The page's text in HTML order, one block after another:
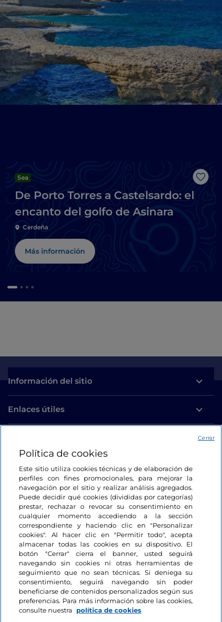
Me
Sea
De Porto Torres a Castelsardo: el
encanto del golfo de Asinara
Cerdeña
Más información
Información del sitio
Enlaces útiles
Estamos en contacto
Política de cookies
Este sitio utiliza cookies técnicas y de elaboración de
perfiles con fines promocionales, para mejorar la
navegación por el sitio y realizar análisis agregados.
Puede decidir qué cookies (divididas por categorías)
prestar, rechazar o revocar su consentimiento en
cualquier momento accediendo a la sección
correspondiente y haciendo clic en "Personalizar
cookies". Al hacer clic en "Permitir todo", acepta
almacenar todas las cookies en su dispositivo. El
botón "Cerrar" cierra el banner, usted seguirá
navegando sin cookies ni otras herramientas de
seguimiento que no sean técnicas. Si deniega su
consentimiento, seguirá navegando sin poder
beneficiarse de contenidos personalizados según sus
preferencias. Para más información sobre las cookies,
consulte nuestra
política de cookies
Cerrar